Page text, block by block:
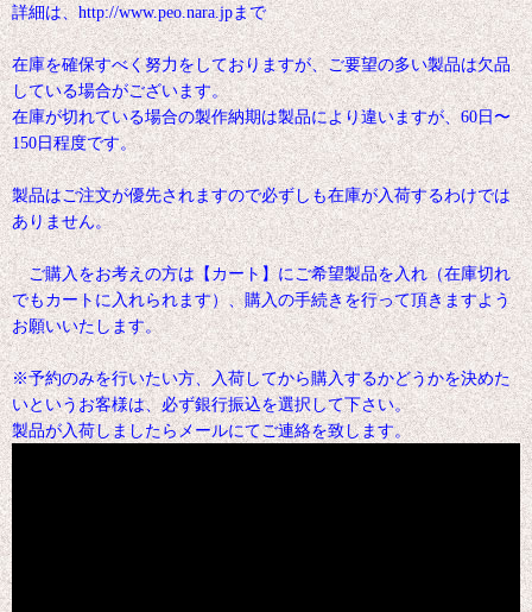
詳細は、http://www.peo.nara.jpまで
在庫を確保すべく努力をしておりますが、ご要望の多い製品は欠品
している場合がございます。
在庫が切れている場合の製作納期は製品により違いますが、60日〜
150日程度です。
製品はご注文が優先されますので必ずしも在庫が入荷するわけでは
ありません。
ご購入をお考えの方は【カート】にご希望製品を入れ（在庫切れ
でもカートに入れられます）、購入の手続きを行って頂きますよう
お願いいたします。
※予約のみを行いたい方、入荷してから購入するかどうかを決めた
いというお客様は、必ず銀行振込を選択して下さい。
製品が入荷しましたらメールにてご連絡を致します。